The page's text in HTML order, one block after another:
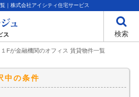
｜株式会社アイシティ住宅サービス
検索
Fが金融機関のオフィス 賃貸物件一覧
中の条件